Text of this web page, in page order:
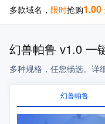
多款域名， 限时抢购1.00
幻兽帕鲁 v1.0 一
多种规格，任您畅选。详
幻兽帕鲁